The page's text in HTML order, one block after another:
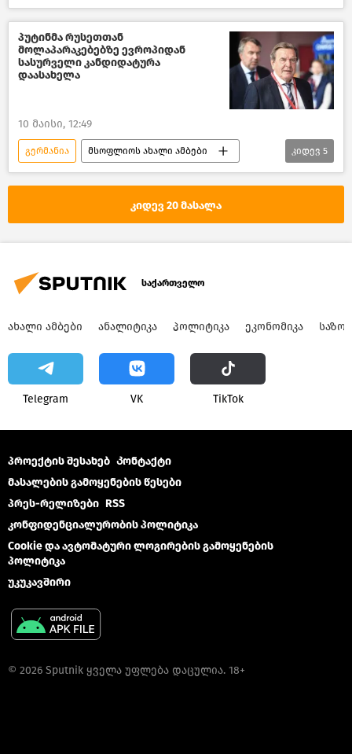
პუტინმა რუსეთთან
მოლაპარაკებებზე ევროპიდან
სასურველი კანდიდატურა
დაასახელა
10 მაისი, 12:49
გერმანია მსოფლიოს ახალი ამბები
რუსეთ-უკრაინის კონფლიქტი რუსეთი
ევროპა
კიდევ 5
კიდევ 20 მასალა
საქართველო
ᲐᲮᲐᲚᲘ ᲐᲛᲑᲔᲑᲘ ᲐᲜᲐᲚᲘᲢᲘᲙᲐ ᲞᲝᲚᲘᲢᲘᲙᲐ ᲔᲙᲝᲜᲝᲛᲘᲙᲐ
Telegram VK ТikТоk
პროექტის შესახებ Კონტაქტი
მასალების გამოყენების წესები
პრეს-რელიზები RSS
კონფიდენციალურობის პოლიტიკა
Cookie და ავტომატური ლოგირების გამოყენების
პოლიტიკა
უკუკავშირი
© 2026 Sputnik ყველა უფლება დაცულია. 18+